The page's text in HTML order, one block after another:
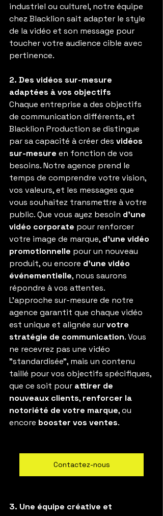
industriel ou culturel, notre équipe
chez Blacklion sait adapter le style
de la vidéo et son message pour
toucher votre audience cible avec
pertinence.
2. Des vidéos sur-mesure
adaptées à vos objectifs
Chaque entreprise a des objectifs
de communication différents, et
Blacklion Production se distingue
par sa capacité à créer des vidéos
sur-mesure en fonction de vos
besoins. Notre agence prend le
temps de comprendre votre vision,
vos valeurs, et les messages que
vous souhaitez transmettre à votre
public. Que vous ayez besoin d'une
vidéo corporate pour renforcer
votre image de marque, d'une vidéo
promotionnelle pour un nouveau
produit, ou encore d'une vidéo
événementielle, nous saurons
répondre à vos attentes.
L'approche sur-mesure de notre
agence garantit que chaque vidéo
est unique et alignée sur votre
stratégie de communication. Vous
ne recevrez pas une vidéo
"standardisée", mais un contenu
taillé pour vos objectifs spécifiques,
que ce soit pour attirer de
nouveaux clients, renforcer la
notoriété de votre marque, ou
encore booster vos ventes.
Contactez-nous
3. Une équipe créative et